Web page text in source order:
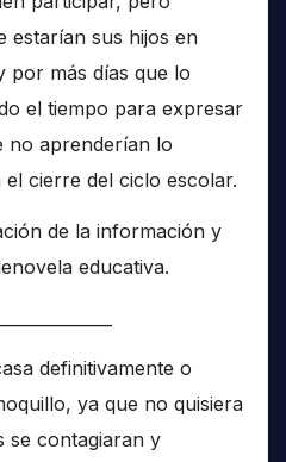
estarían sus hijos en
por más días que lo
el tiempo para expresar
no aprenderían lo
cierre del ciclo escolar.
de la información y
educativa.
definitivamente o
ya que no quisiera
se contagiaran y